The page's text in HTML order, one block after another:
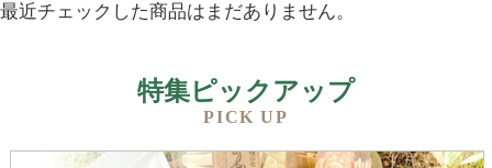
最近チェックした商品はまだありません。
特集ピックアップ
PICK UP